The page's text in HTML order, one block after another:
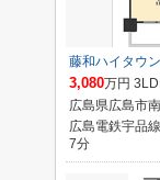
藤和ハイタウ
3,080万円
広島県広島市
広島電鉄宇品
7分